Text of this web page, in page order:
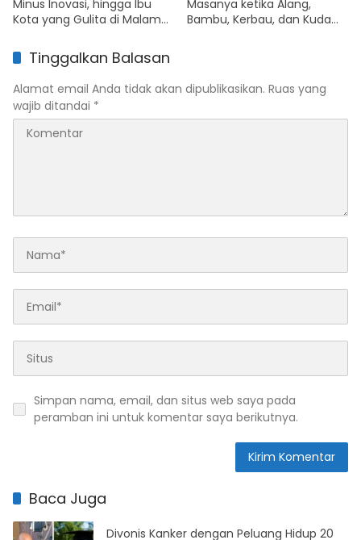
Minus Inovasi, hingga Ibu
Kota yang Gulita di Malam
Masanya ketika Alang,
Bambu, Kerbau, dan Kuda
Tinggalkan Balasan
Alamat email Anda tidak akan dipublikasikan. Ruas yang
wajib ditandai *
Simpan nama, email, dan situs web saya pada
peramban ini untuk komentar saya berikutnya.
Baca Juga
Divonis Kanker dengan Peluang Hidup 20